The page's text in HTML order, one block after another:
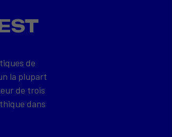
de
la plupart
de trois
dans